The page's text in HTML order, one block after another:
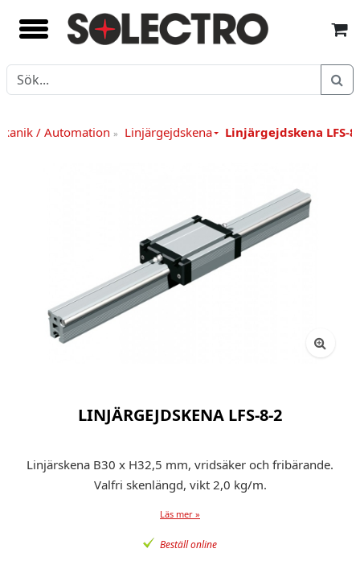
/ Automation » Linjärgejdskena Linjärgejdskena LFS-
LINJÄRGEJDSKENA LFS-8-2
Linjärskena B30 x H32,5 mm, vridsäker och fribärande.
Valfri skenlängd, vikt 2,0 kg/m.
Läs mer »
Beställ online